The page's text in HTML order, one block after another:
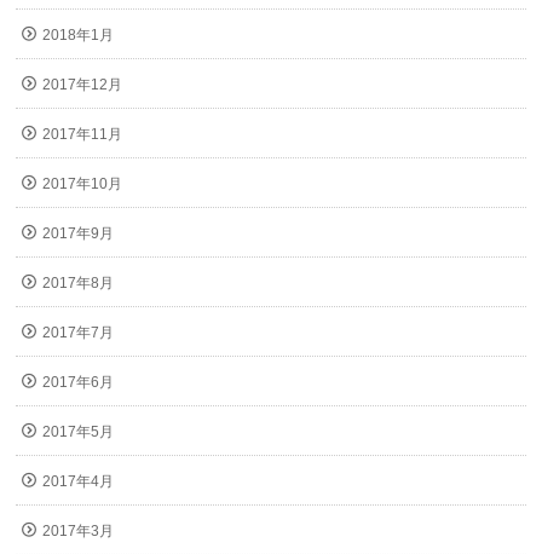
2018年1月
2017年12月
2017年11月
2017年10月
2017年9月
2017年8月
2017年7月
2017年6月
2017年5月
2017年4月
2017年3月